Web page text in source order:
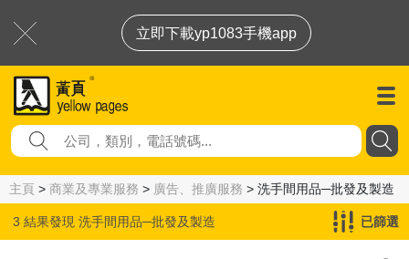
立即下載yp1083手機app
主頁 > 商業及專業服務 > 廣告、推廣服務 > 洗手間用品─批發及製造
3 結果發現 洗手間用品─批發及製造 已篩選